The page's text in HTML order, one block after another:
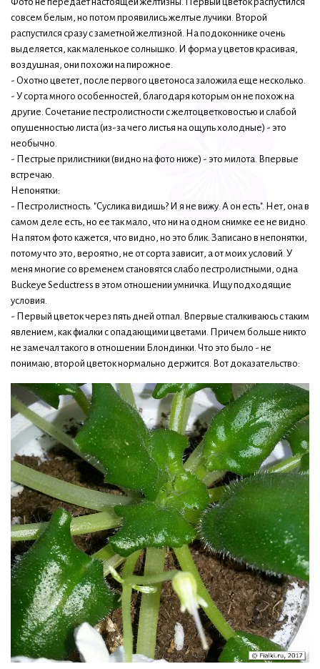
совсем белым, но потом проявились желтые лучики. Второй
распустился сразу с заметной желтизной. На подоконнике очень
выделяется, как маленькое солнышко. И форма у цветов красивая,
воздушная, они похожи на пирожное.
- Охотно цветет, после первого цветоноса заложила еще несколько.
- У сорта много особенностей, благодаря которым он не похож на
другие. Сочетание пестролистности с желтоцветковостью и слабой
опушенностью листа (из-за чего листья на ощупь холодные) - это
необычно.
- Пестрые прилистники (видно на фото ниже) - это милота. Впервые
встречаю.
Непонятки:
- Пестролистность. "Суслика видишь? И я не вижу. А он есть". Нет, она в
самом деле есть, но ее так мало, что ни на одном снимке ее не видно.
На пятом фото кажется, что видно, но это блик. Записано в непонятки,
потому что это, вероятно, не от сорта зависит, а от моих условий. У
меня многие со временем становятся слабо пестролистными, одна
Buckeye Seductress в этом отношении умничка. Ищу подходящие
условия.
- Первый цветок через пять дней отпал. Впервые сталкиваюсь с таким
явлением, как фиалки с опадающими цветами. Причем больше никто
не замечал такого в отношении Блондинки. Что это было - не
понимаю, второй цветок нормально держится. Вот доказательство: